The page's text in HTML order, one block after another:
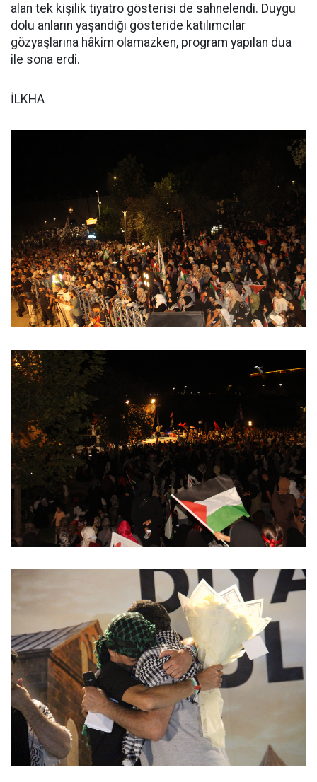
alan tek kişilik tiyatro gösterisi de sahnelendi. Duygu
dolu anların yaşandığı gösteride katılımcılar
gözyaşlarına hâkim olamazken, program yapılan dua
ile sona erdi.
İLKHA